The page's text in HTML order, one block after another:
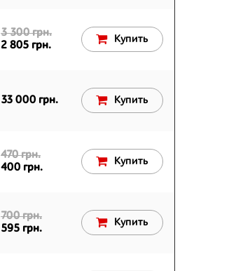
3 300 грн.
2 805 грн.
Купить
33 000 грн. Купить
470 грн.
400 грн.
Купить
700 грн.
595 грн.
Купить